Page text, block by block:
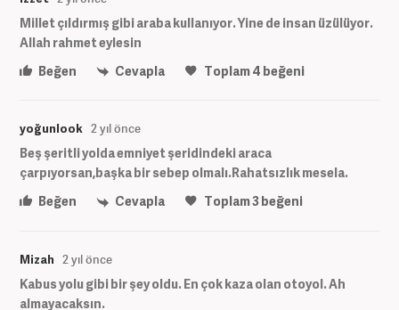
Millet çıldırmış gibi araba kullanıyor. Yine de insan üzülüyor.
Allah rahmet eylesin
Beğen
Cevapla Toplam4 beğeni
yoğunlook 2 yıl önce
Beş şeritli yolda emniyet şeridindeki araca
çarpıyorsan,başka bir sebep olmalı.Rahatsızlık mesela.
Beğen
Cevapla Toplam3beğeni
Mizah 2 yıl önce
Kabus yolu gibi bir şey oldu. En çok kaza olan otoyol. Ah
almayacaksın.